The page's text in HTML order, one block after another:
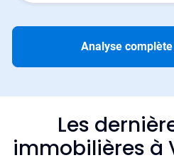
Analyse
Les
immobilières à